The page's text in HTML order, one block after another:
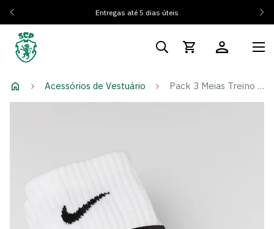
Entregas até 5 dias úteis
Acessórios de Vestuário Pack 3 Meias Treino Brancas